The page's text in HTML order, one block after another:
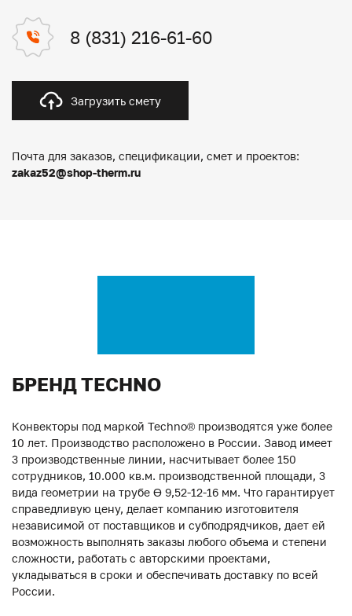
8 (831) 216-61-60
Загрузить смету
Почта для заказов, спецификации, смет и проектов:
zakaz52@shop-therm.ru
БРЕНД TECHNO
Конвекторы под маркой Techno® производятся уже более
10 лет. Производство расположено в России. Завод имеет
3 производственные линии, насчитывает более 150
сотрудников, 10.000 кв.м. производственной площади, 3
вида геометрии на трубе ϴ 9,52-12-16 мм. Что гарантирует
справедливую цену, делает компанию изготовителя
независимой от поставщиков и субподрядчиков, дает ей
возможность выполнять заказы любого объема и степени
сложности, работать с авторскими проектами,
укладываться в сроки и обеспечивать доставку по всей
России.